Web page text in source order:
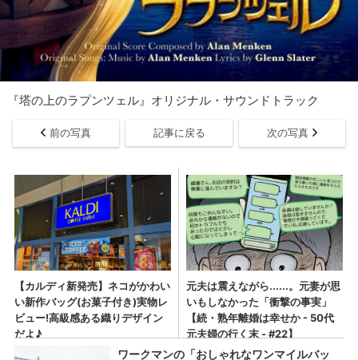
『塔の上のラプンツェル』オリジナル・サウンドトラック
前の写真 記事に戻る 次の写真